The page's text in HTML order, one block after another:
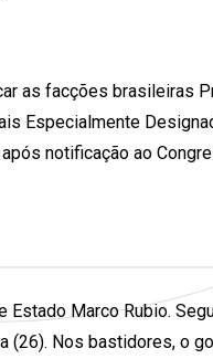
as facções brasileiras
Especialmente
notificação ao
Marco Rubio.
Nos bastidores, o